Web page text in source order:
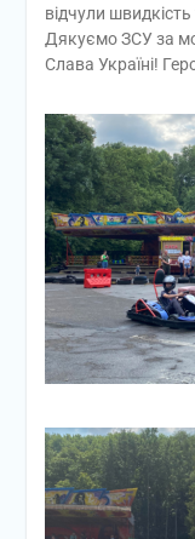
відчули
Дякуємо ЗСУ за
Слава Україні!